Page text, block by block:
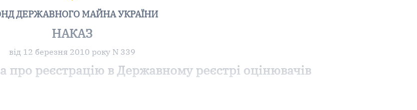
ДЕРЖАВНОГО МАЙНА УКРАЇНИ
НАКАЗ
від 12 березня 2010 року N 339
реєстрацію в Державному реєстрі оцінювачів